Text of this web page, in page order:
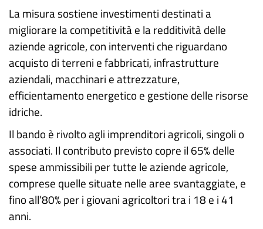
La misura sostiene investimenti destinati a
migliorare la competitività e la redditività delle
aziende agricole, con interventi che riguardano
acquisto di terreni e fabbricati, infrastrutture
aziendali, macchinari e attrezzature,
efficientamento energetico e gestione delle risorse
idriche.
Il bando è rivolto agli imprenditori agricoli, singoli o
associati. Il contributo previsto copre il 65% delle
spese ammissibili per tutte le aziende agricole,
comprese quelle situate nelle aree svantaggiate, e
fino all’80% per i giovani agricoltori tra i 18 e i 41
anni.